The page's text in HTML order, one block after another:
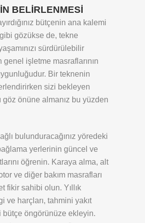
BELİRLENMESİ
bütçenin ana kalemi
gözükse de, tekne
sürdürülebilir
genel işletme masraflarının
Bir teknenin
sizi bekleyen
göz önüne almanız bu yüzden
bulunduracağınız yöredeki
yerlerinin güncel ve
öğrenin. Karaya alma, alt
ve diğer bakım masrafları
fikir sahibi olun. Yıllık
ve harçları, tahmini yakıt
bütçe öngörünüze ekleyin.